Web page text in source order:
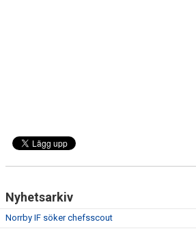
Nyhetsarkiv
Norrby IF söker chefsscout